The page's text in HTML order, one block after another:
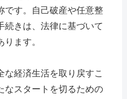
です。自己破産や任意整
続きは、法律に基づいて
ます。
経済生活を取り戻すこ
なスタートを切るための